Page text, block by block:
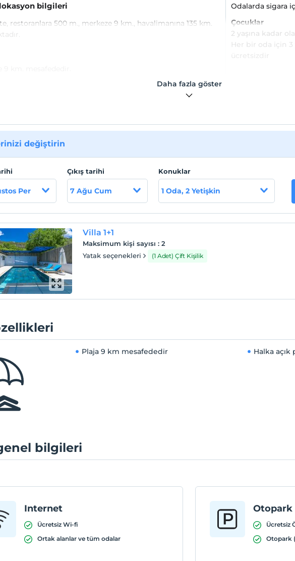
bilgileri
restoranlara 500 m., merkeze 9 km., havalimanına 135 km.
Odalarda sigara
Çocuklar
2 yaşına kadar
Her bir oda için 3
Daha fazla göster
değiştirin
Per
Çıkış tarihi
7 Ağu Cum
Konuklar
1 Oda, 2 Yetişkin
Villa 1+1
Maksimum kişi sayısı :2
Yatak seçenekleri
(1 Adet) Çift Kişilik
Plaja 9 km mesafededir Halka açık
bilgileri
Internet
Ücretsiz Wi-fi
Ortak alanlar ve tüm odalar
Otopark
Ücretsiz
Otopark